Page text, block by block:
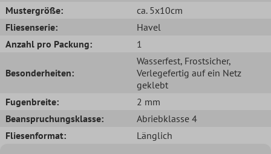
Mustergröße:
ca. 5x10cm
Fliesenserie:
Havel
Anzahl pro Packung:
1
Besonderheiten:
Wasserfest, Frostsicher,
Verlegefertig auf ein Netz
geklebt
Fugenbreite:
2 mm
Beanspruchungsklasse:
Abriebklasse 4
Fliesenformat:
Länglich